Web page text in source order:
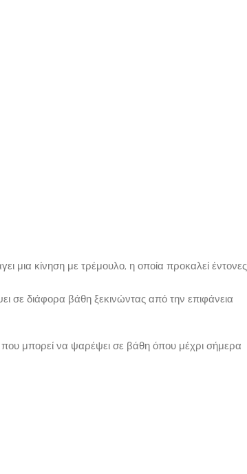
μια κίνηση με τρέμουλο, η οποία προκαλεί έντονες
σε διάφορα βάθη ξεκινώντας από την επιφάνεια
που μπορεί να ψαρέψει σε βάθη όπου μέχρι σήμερα